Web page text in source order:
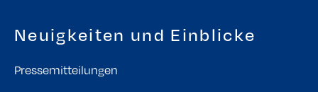
Neuigkeiten und Einblicke
Pressemitteilungen